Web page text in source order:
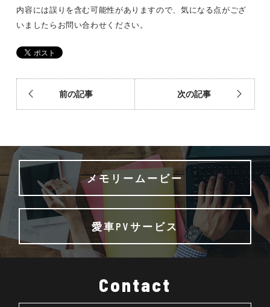
内容には誤りを含む可能性がありますので、気になる点がござ
いましたらお問い合わせください。
前の記事 次の記事
メモリームービー
愛車PVサービス
Contact